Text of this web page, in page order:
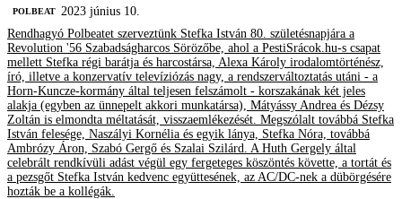
‎POLBEAT
2023 június 10.
Rendhagyó Polbeatet szerveztünk Stefka István 80. születésnapjára a
Revolution '56 Szabadságharcos Sörözőbe, ahol a PestiSrácok.hu-s csapat
mellett Stefka régi barátja és harcostársa, Alexa Károly irodalomtörténész,
író, illetve a konzervatív televíziózás nagy, a rendszerváltoztatás utáni - a
Horn-Kuncze-kormány által teljesen felszámolt - korszakának két jeles
alakja (egyben az ünnepelt akkori munkatársa), Mátyássy Andrea és Dézsy
Zoltán is elmondta méltatását, visszaemlékezését. Megszólalt továbbá Stefka
István felesége, Naszályi Kornélia és egyik lánya, Stefka Nóra, továbbá
Ambrózy Áron, Szabó Gergő és Szalai Szilárd. A Huth Gergely által
celebrált rendkívüli adást végül egy fergeteges köszöntés követte, a tortát és
a pezsgőt Stefka István kedvenc együttesének, az AC/DC-nek a dübörgésére
hozták be a kollégák.